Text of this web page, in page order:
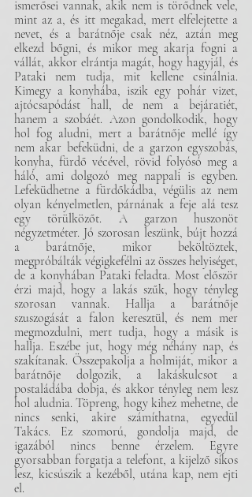
ismerősei vannak, akik nem is törődnek vele,
mint az a, és itt megakad, mert elfelejtette a
nevet, és a barátnője csak néz, aztán meg
elkezd bőgni, és mikor meg akarja fogni a
vállát, akkor elrántja magát, hogy hagyjál, és
Pataki nem tudja, mit kellene csinálnia.
Kimegy a konyhába, iszik egy pohár vizet,
ajtócsapódást hall, de nem a bejáratiét,
hanem a szobáét. Azon gondolkodik, hogy
hol fog aludni, mert a barátnője mellé így
nem akar befeküdni, de a garzon egyszobás,
konyha, fürdő vécével, rövid folyósó meg a
háló, ami dolgozó meg nappali is egyben.
Lefeküdhetne a fürdőkádba, végülis az nem
olyan kényelmetlen, párnának a feje alá tesz
egy törülközőt. A garzon huszonöt
négyzetméter. Jó szorosan leszünk, bújt hozzá
a barátnője, mikor beköltöztek,
megpróbálták végigkefélni az összes helyiséget,
de a konyhában Pataki feladta. Most először
érzi majd, hogy a lakás szűk, hogy tényleg
szorosan vannak. Hallja a barátnője
szuszogását a falon keresztül, és nem mer
megmozdulni, mert tudja, hogy a másik is
hallja. Eszébe jut, hogy még néhány nap, és
szakítanak. Összepakolja a holmiját, mikor a
barátnője dolgozik, a lakáskulcsot a
postaládába dobja, és akkor tényleg nem lesz
hol aludnia. Töpreng, hogy kihez mehetne, de
nincs senki, akire számíthatna, egyedül
Takács. Ez szomorú, gondolja majd, de
igazából nincs benne érzelem. Egyre
gyorsabban forgatja a telefont, a kijelző síkos
lesz, kicsúszik a kezéből, utána kap, nem ejti
el.